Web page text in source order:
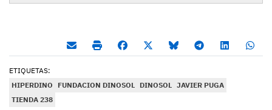
ETIQUETAS:
HIPERDINO
FUNDACION DINOSOL DINOSOL
JAVIER PUGA
TIENDA 238